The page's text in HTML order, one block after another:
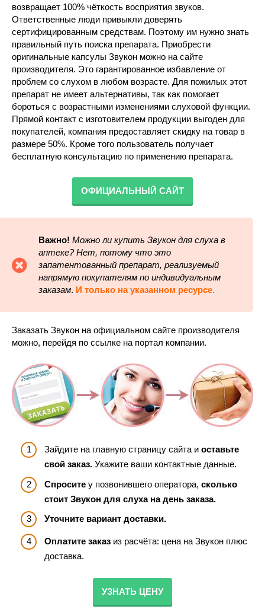
возвращает 100% чёткость восприятия звуков.
Ответственные люди привыкли доверять
сертифицированным средствам. Поэтому им нужно знать
правильный путь поиска препарата. Приобрести
оригинальные капсулы Звукон можно на сайте
производителя. Это гарантированное избавление от
проблем со слухом в любом возрасте. Для пожилых этот
препарат не имеет альтернативы, так как помогает
бороться с возрастными изменениями слуховой функции.
Прямой контакт с изготовителем продукции выгоден для
покупателей, компания предоставляет скидку на товар в
размере 50%. Кроме того пользователь получает
бесплатную консультацию по применению препарата.
ОФИЦИАЛЬНЫЙ САЙТ
Важно! Можно ли купить Звукон для слуха в
аптеке?Нет, потому что это
запатентованный препарат, реализуемый
напрямую покупателям по индивидуальным
заказам. И только на указанном ресурсе.
Заказать Звукон на официальном сайте производителя
можно, перейдя по ссылке на портал компании.
Зайдите на главную страницу сайта и оставьте
свой заказ. Укажите ваши контактные данные.
Спросите у позвонившего оператора, сколько
стоит Звукон для слуха на день заказа.
Уточните вариант доставки.
Оплатите заказ из расчёта: цена на Звукон плюс
доставка.
УЗНАТЬ ЦЕНУ